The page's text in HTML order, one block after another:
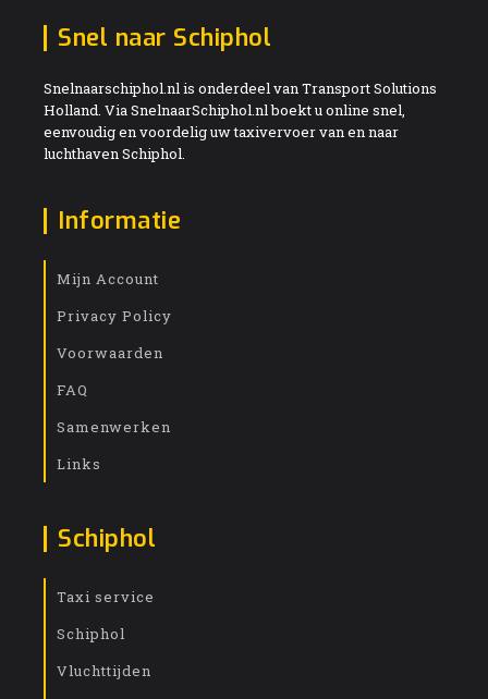
Snel naar Schiphol
Snelnaarschiphol.nl is onderdeel van Transport Solutions
Holland. Via SnelnaarSchiphol.nl boekt u online snel,
eenvoudig en voordelig uw taxivervoer van en naar
luchthaven Schiphol.
Informatie
Mijn Account
Privacy Policy
Voorwaarden
FAQ
Samenwerken
Links
Schiphol
Taxi service
Schiphol
Vluchttijden